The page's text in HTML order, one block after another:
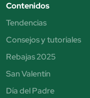
Contenidos
Tendencias
Consejos y tutoriales
Rebajas 2025
San Valentín
Día del Padre